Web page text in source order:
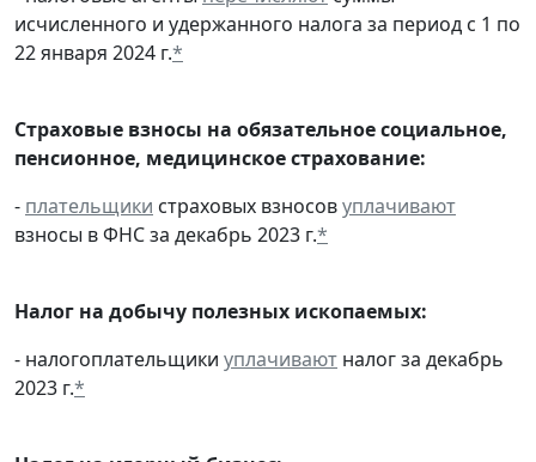
исчисленного и удержанного налога за период с 1 по
22 января 2024 г.*
Страховые взносы на обязательное социальное,
пенсионное, медицинское страхование:
- плательщики страховых взносовуплачивают
взносы в ФНС за декабрь 2023 г.*
Налог на добычу полезных ископаемых:
- налогоплательщики уплачивают налог за декабрь
2023 г.*